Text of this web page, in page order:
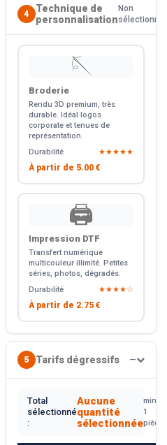
4
Technique de
personnalisation
Non
sélectionné
🪡
Broderie
Rendu 3D premium, très
durable. Idéal logos
corporate et tenues de
représentation.
Durabilité
★★★★★
À partir de 5.00 €
🖨️
Impression DTF
Transfert numérique
multicouleur illimité. Petites
séries, photos, dégradés.
Durabilité
★★★★☆
À partir de 2.75 €
5 Tarifs dégressifs —
Total
sélectionné
:
Aucune
quantité
sélectionnée
min.
1
pièce